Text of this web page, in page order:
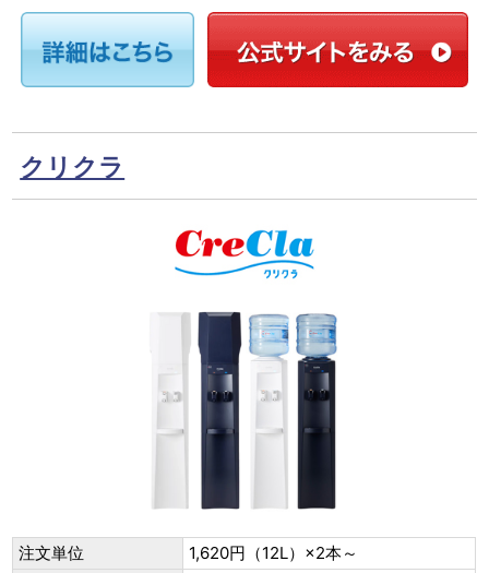
クリクラ
注文単位
1,620円（12L）×2本～